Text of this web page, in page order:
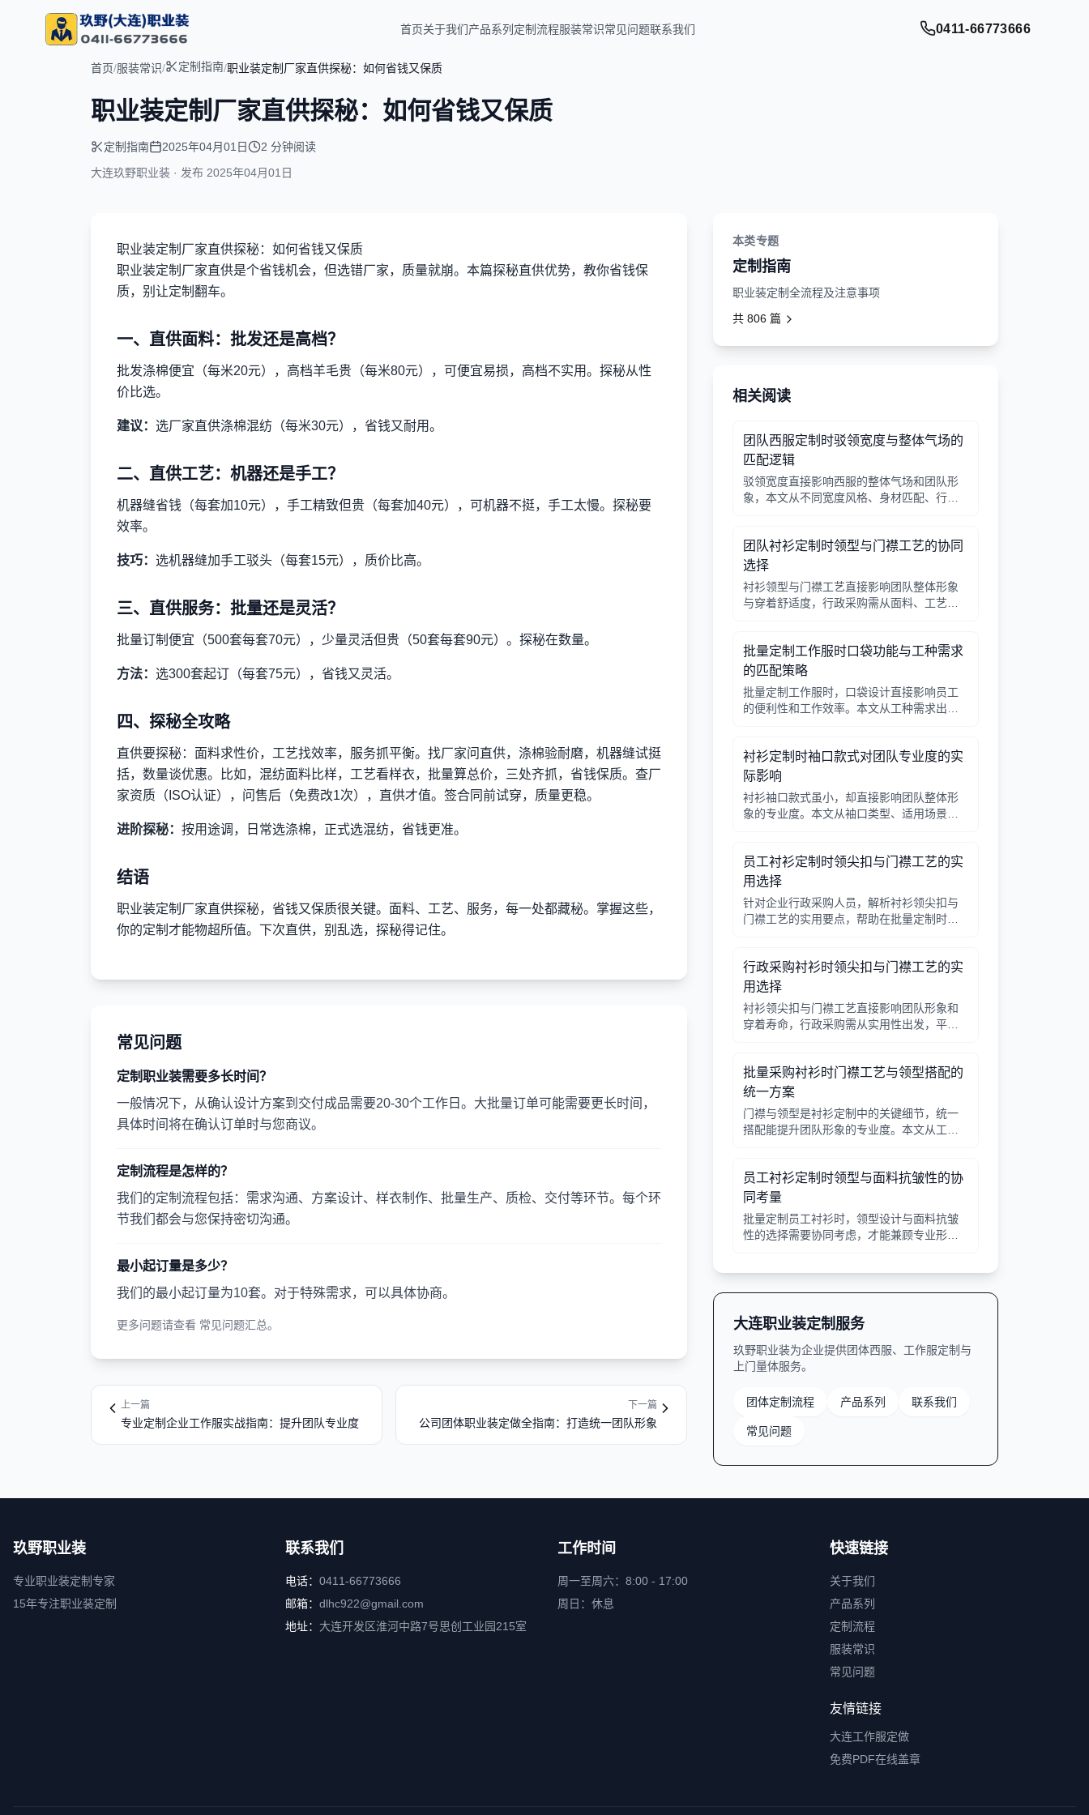
首页关于我们产品系列 定制流程服装常识常见问题联系我们 0411-66773666
首页/服装常识/ 定制指南/职业装定制厂家直供探秘：如何省钱又保质
职业装定制厂家直供探秘：如何省钱又保质
定制指南 2025年04月01日
2 分钟阅读
大连玖野职业装 · 发布 2025年04月01日
职业装定制厂家直供探秘：如何省钱又保质
职业装定制厂家直供是个省钱机会，但选错厂家，质量就崩。本篇探秘直供优势，教你省钱保
质，别让定制翻车。
一、直供面料：批发还是高档？
批发涤棉便宜（每米20元），高档羊毛贵（每米80元），可便宜易损，高档不实用。探秘从性
价比选。
建议： 选厂家直供涤棉混纺（每米30元），省钱又耐用。
二、直供工艺：机器还是手工？
机器缝省钱（每套加10元），手工精致但贵（每套加40元），可机器不挺，手工太慢。探秘要
效率。
技巧： 选机器缝加手工驳头（每套15元），质价比高。
三、直供服务：批量还是灵活？
批量订制便宜（500套每套70元），少量灵活但贵（50套每套90元）。探秘在数量。
方法： 选300套起订（每套75元），省钱又灵活。
四、探秘全攻略
直供要探秘：面料求性价，工艺找效率，服务抓平衡。找厂家问直供，涤棉验耐磨，机器缝试挺
括，数量谈优惠。比如，混纺面料比样，工艺看样衣，批量算总价，三处齐抓，省钱保质。查厂
家资质（ISO认证），问售后（免费改1次），直供才值。签合同前试穿，质量更稳。
进阶探秘： 按用途调，日常选涤棉，正式选混纺，省钱更准。
结语
职业装定制厂家直供探秘，省钱又保质很关键。面料、工艺、服务，每一处都藏秘。掌握这些，
你的定制才能物超所值。下次直供，别乱选，探秘得记住。
常见问题
定制职业装需要多长时间？
一般情况下，从确认设计方案到交付成品需要20-30个工作日。大批量订单可能需要更长时间，
具体时间将在确认订单时与您商议。
定制流程是怎样的？
我们的定制流程包括：需求沟通、方案设计、样衣制作、批量生产、质检、交付等环节。每个环
节我们都会与您保持密切沟通。
最小起订量是多少？
我们的最小起订量为10套。对于特殊需求，可以具体协商。
更多问题请查看 常见问题汇总。
上一篇
专业定制企业工作服实战指南：提升团队专业度
下一篇
公司团体职业装定做全指南：打造统一团队形象
本类专题
定制指南
职业装定制全流程及注意事项
共 806 篇
相关阅读
团队西服定制时驳领宽度与整体气场的
匹配逻辑
驳领宽度直接影响西服的整体气场和团队形
象，本文从不同宽度风格、身材匹配、行业
团队衬衫定制时领型与门襟工艺的协同
选择
衬衫领型与门襟工艺直接影响团队整体形象
与穿着舒适度，行政采购需从面料、工艺、
批量定制工作服时口袋功能与工种需求
的匹配策略
批量定制工作服时，口袋设计直接影响员工
的便利性和工作效率。本文从工种需求出
衬衫定制时袖口款式对团队专业度的实
际影响
衬衫袖口款式虽小，却直接影响团队整体形
象的专业度。本文从袖口类型、适用场景、
员工衬衫定制时领尖扣与门襟工艺的实
用选择
针对企业行政采购人员，解析衬衫领尖扣与
门襟工艺的实用要点，帮助在批量定制时做
行政采购衬衫时领尖扣与门襟工艺的实
用选择
衬衫领尖扣与门襟工艺直接影响团队形象和
穿着寿命，行政采购需从实用性出发，平衡
批量采购衬衫时门襟工艺与领型搭配的
统一方案
门襟与领型是衬衫定制中的关键细节，统一
搭配能提升团队形象的专业度。本文从工艺
决策。
员工衬衫定制时领型与面料抗皱性的协
同考量
批量定制员工衬衫时，领型设计与面料抗皱
性的选择需要协同考虑，才能兼顾专业形象
大连职业装定制服务
玖野职业装为企业提供团体西服、工作服定制与
上门量体服务。
团体定制流程 产品系列 联系我们
常见问题
玖野职业装
专业职业装定制专家
15年专注职业装定制
联系我们
电话： 0411-66773666
邮箱： dlhc922@gmail.com
地址： 大连开发区淮河中路7号思创工业园215室
工作时间
周一至周六：8:00 - 17:00
周日：休息
快速链接
关于我们
产品系列
定制流程
服装常识
常见问题
友情链接
大连工作服定做
免费PDF在线盖章